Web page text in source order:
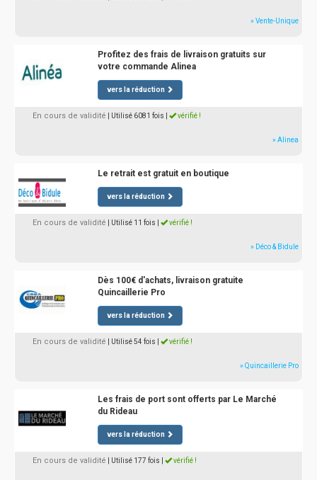
» Vente-Unique
Profitez des frais de livraison gratuits sur
votre commande Alinea
vers la réduction
En cours de validité | Utilisé 6081 fois vérifié !
» Alinea
Le retrait est gratuit en boutique
vers la réduction
En cours de validité | Utilisé 11 fois vérifié !
» Déco & Bidule
Dès 100€ d'achats, livraison gratuite
Quincaillerie Pro
vers la réduction
En cours de validité | Utilisé 54 fois vérifié !
» Quincaillerie Pro
Les frais de port sont offerts par Le Marché
du Rideau
vers la réduction
En cours de validité | Utilisé 177 fois vérifié !